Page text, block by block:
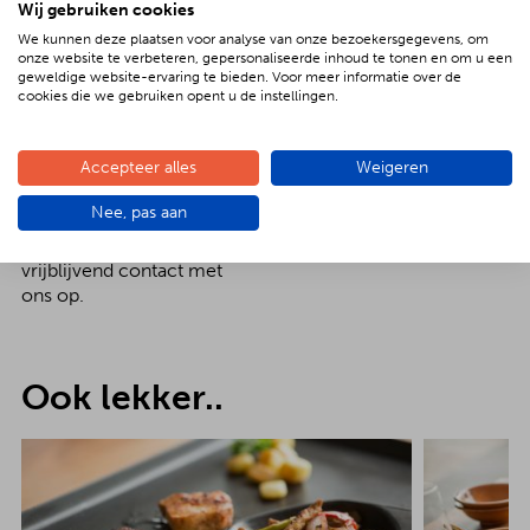
bezorgen alles op
locatie dus ook een
personeelsfeestje
kunnen wij tot in de
wens inclusief drankjes,
barbecue chef en
meubilair. Meer weten
of een passende
vrijblijvend contact met
ons op.
Ook lekker..
Wij gebruiken cookies
We kunnen deze plaatsen voor analyse van onze bezoekersgegevens, om
onze website te verbeteren, gepersonaliseerde inhoud te tonen en om u een
geweldige website-ervaring te bieden. Voor meer informatie over de
cookies die we gebruiken opent u de instellingen.
Accepteer alles Weigeren
Nee, pas aan